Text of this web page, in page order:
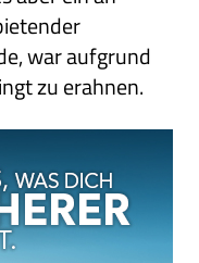
war aufgrund
zu erahnen.